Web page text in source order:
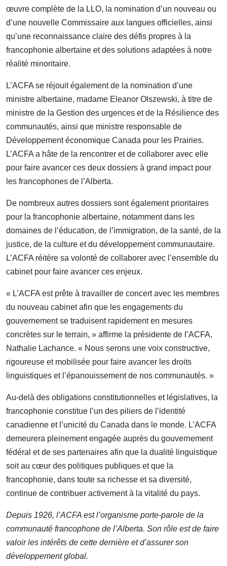
œuvre complète de la LLO, la nomination d’un nouveau ou
d’une nouvelle Commissaire aux langues officielles, ainsi
qu’une reconnaissance claire des défis propres à la
francophonie albertaine et des solutions adaptées à notre
réalité minoritaire.
L’ACFA se réjouit également de la nomination d’une
ministre albertaine, madame Eleanor Olszewski, à titre de
ministre de la Gestion des urgences et de la Résilience des
communautés, ainsi que ministre responsable de
Développement économique Canada pour les Prairies.
L’ACFA a hâte de la rencontrer et de collaborer avec elle
pour faire avancer ces deux dossiers à grand impact pour
les francophones de l’Alberta.
De nombreux autres dossiers sont également prioritaires
pour la francophonie albertaine, notamment dans les
domaines de l’éducation, de l’immigration, de la santé, de la
justice, de la culture et du développement communautaire.
L’ACFA réitère sa volonté de collaborer avec l’ensemble du
cabinet pour faire avancer ces enjeux.
« L’ACFA est prête à travailler de concert avec les membres
du nouveau cabinet afin que les engagements du
gouvernement se traduisent rapidement en mesures
concrètes sur le terrain, » affirme la présidente de l’ACFA,
Nathalie Lachance. « Nous serons une voix constructive,
rigoureuse et mobilisée pour faire avancer les droits
linguistiques et l’épanouissement de nos communautés. »
Au-delà des obligations constitutionnelles et législatives, la
francophonie constitue l’un des piliers de l’identité
canadienne et l’unicité du Canada dans le monde. L’ACFA
demeurera pleinement engagée auprès du gouvernement
fédéral et de ses partenaires afin que la dualité linguistique
soit au cœur des politiques publiques et que la
francophonie, dans toute sa richesse et sa diversité,
continue de contribuer activement à la vitalité du pays.
Depuis 1926, l’ACFA est l’organisme porte-parole de la
communauté francophone de l’Alberta. Son rôle est de faire
valoir les intérêts de cette dernière et d’assurer son
développement global.